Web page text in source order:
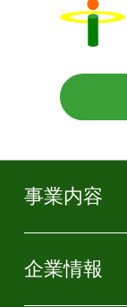
事業内容
企業情報